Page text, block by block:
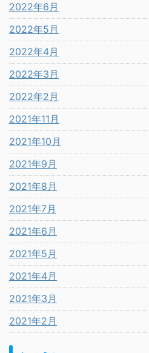
2022年6月
2022年5月
2022年4月
2022年3月
2022年2月
2021年11月
2021年10月
2021年9月
2021年8月
2021年7月
2021年6月
2021年5月
2021年4月
2021年3月
2021年2月